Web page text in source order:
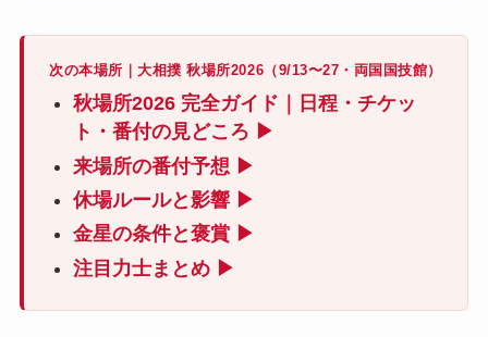
次の本場所｜大相撲 秋場所2026（9/13〜27・両国国技館）
秋場所2026 完全ガイド｜日程・チケッ
ト・番付の見どころ ▶
来場所の番付予想 ▶
休場ルールと影響 ▶
金星の条件と褒賞 ▶
注目力士まとめ ▶